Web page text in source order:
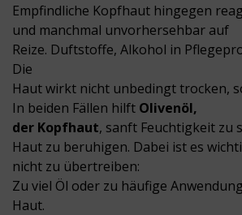
Empfindliche Kopfhaut hingegen
und manchmal unvorhersehbar auf
Reize. Duftstoffe, Alkohol in
Die
Haut wirkt nicht unbedingt trocken,
In beiden Fällen hilft Olivenöl,
der Kopfhaut, sanft Feuchtigkeit zu
Haut zu beruhigen. Dabei ist es
nicht zu übertreiben:
Zu viel Öl oder zu häufige
Haut.